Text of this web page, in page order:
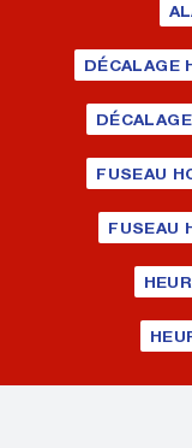
DÉCALAGE
FUSEAU
FUSEAU